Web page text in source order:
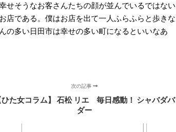
せそうなお客さんたちの顔が並んでいるではない
店である。僕はお店を出て一人ふらふらと歩きな
の多い日田市は幸せの多い町になるといいなあ
次の記事
ひた女コラム】 石松 リエ 毎日感動！ シャバダバ
ダー